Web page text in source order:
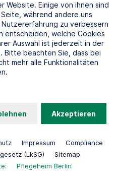
Impressum
Compliance
(LkSG)
Sitemap
Pflegeheim Berlin
Website. Einige von ihnen sind
während andere uns
zu verbessern
entscheiden, welche Cookies
Auswahl ist jederzeit in der
Bitte beachten Sie, dass bei
mehr alle Funktionalitäten
Akzeptieren